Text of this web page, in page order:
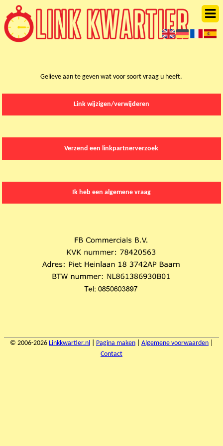
Gelieve aan te geven wat voor soort vraag u heeft.
Link wijzigen/verwijderen
Verzend een linkpartnerverzoek
Ik heb een algemene vraag
© 2006-2026 Linkkwartier.nl Pagina maken Algemene voorwaarden
Contact